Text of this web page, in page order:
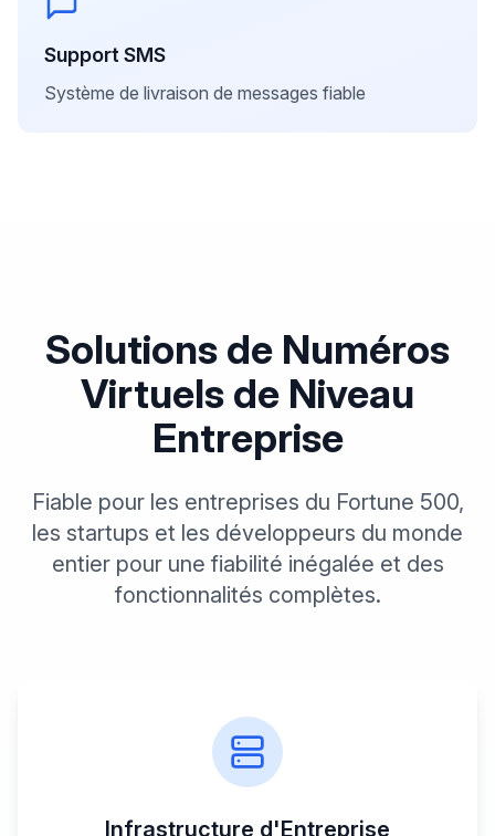
Support SMS
Système de livraison de messages fiable
Solutions de Numéros
Virtuels de Niveau
Entreprise
Fiable pour les entreprises du Fortune 500,
les startups et les développeurs du monde
entier pour une fiabilité inégalée et des
fonctionnalités complètes.
Infrastructure d'Entreprise